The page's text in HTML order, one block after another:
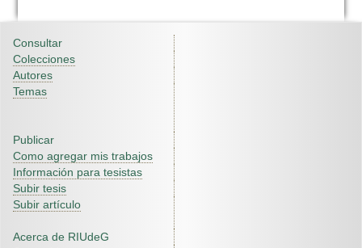
Consultar
Colecciones
Autores
Temas
Publicar
Como agregar mis trabajos
Información para tesistas
Subir tesis
Subir artículo
Acerca de RIUdeG